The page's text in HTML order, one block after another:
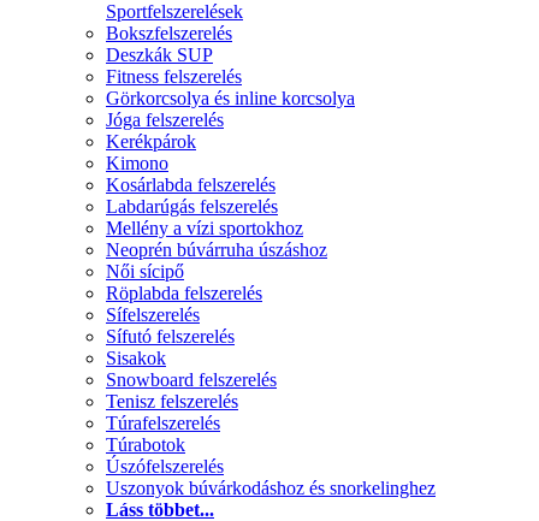
Sportfelszerelések
Bokszfelszerelés
Deszkák SUP
Fitness felszerelés
Görkorcsolya és inline korcsolya
Jóga felszerelés
Kerékpárok
Kimono
Kosárlabda felszerelés
Labdarúgás felszerelés
Mellény a vízi sportokhoz
Neoprén búvárruha úszáshoz
Női sícipő
Röplabda felszerelés
Sífelszerelés
Sífutó felszerelés
Sisakok
Snowboard felszerelés
Tenisz felszerelés
Túrafelszerelés
Túrabotok
Úszófelszerelés
Uszonyok búvárkodáshoz és snorkelinghez
Láss többet...